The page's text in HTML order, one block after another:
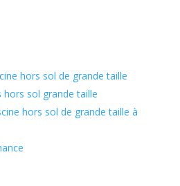
hors sol de grande taille
hors sol grande taille
hors sol de grande taille à